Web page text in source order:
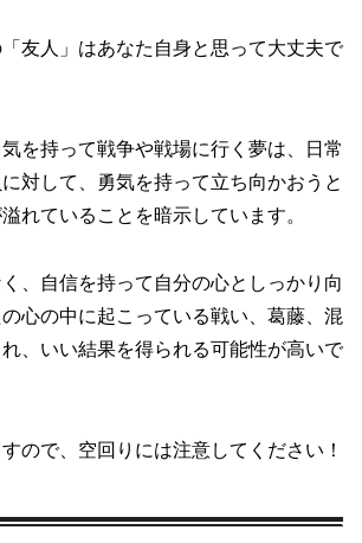
友人」はあなた自身と思って大丈夫で
を持って戦争や戦場に行く夢は、日常
対して、勇気を持って立ち向かおうと
れていることを暗示しています。
、自信を持って自分の心としっかり向
心の中に起こっている戦い、葛藤、混
、いい結果を得られる可能性が高いで
ので、空回りには注意してください！